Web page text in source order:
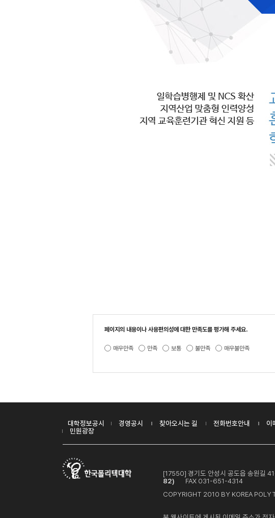
페이지의 내용이나 사용편의성에 대한 만족도를 평가해 주세요.
매우만족 만족 보통 불만족 매우불만족
대학정보공시 경영공시 찾아오시는 길 전화번호안내 이
민원광장
[17550] 경기도 안성시 공도읍 송원길
82)
FAX 031-651-4314
COPYRIGHT 2010 BY KOREA